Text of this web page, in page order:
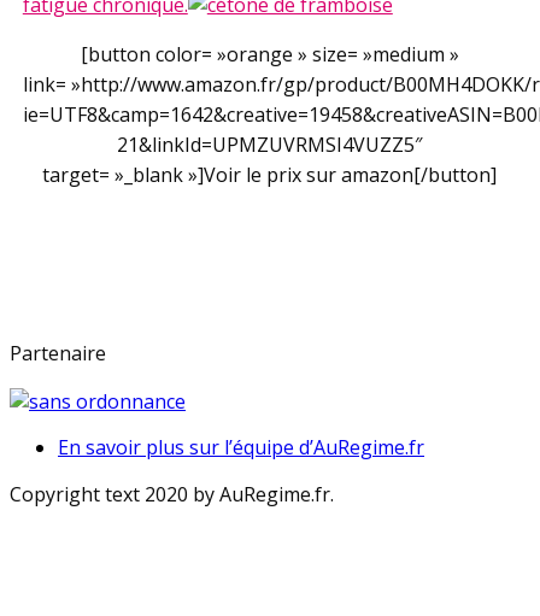
fatigue chronique.
[button color= »orange » size= »medium »
link= »http://www.amazon.fr/gp/product/B00MH4DOKK/
21&linkId=UPMZUVRMSI4VUZZ5″
target= »_blank »]Voir le prix sur amazon[/button]
Partenaire
En savoir plus sur l’équipe d’AuRegime.fr
Copyright text 2020 by AuRegime.fr.